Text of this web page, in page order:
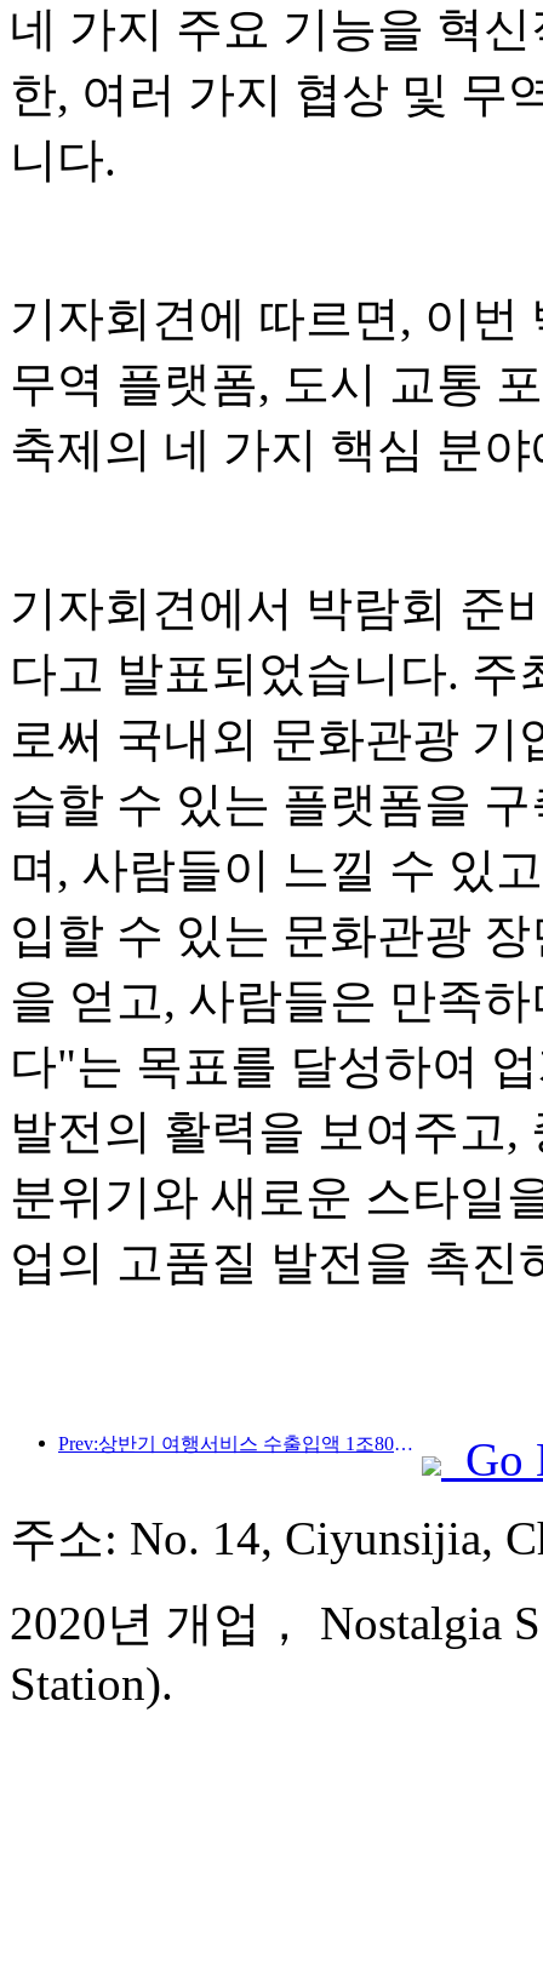
네 가지 주요 기능을 혁
한, 여러 가지 협상 및 무
니다.
기자회견에 따르면, 이번
무역 플랫폼, 도시 교통
축제의 네 가지 핵심 분
기자회견에서 박람회 준
다고 발표되었습니다.
로써 국내외 문화관광
습할 수 있는 플랫폼을
며, 사람들이 느낄 수 있
입할 수 있는 문화관광
을 얻고, 사람들은 만족
다"는 목표를 달성하여
발전의 활력을 보여주고
분위기와 새로운 스타일
업의 고품질 발전을 촉진
Prev:상반기 여행서비스 수출입액 1조802억9000만위안 기록
Go
주소: No. 14, Ciyunsijia,
2020년 개업， Nostalgia
Station).